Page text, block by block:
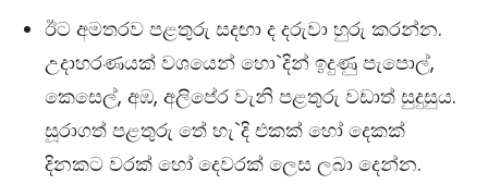
ඊට අමතරව පළතුරු සදඟා ද දරුවා හුරු කරන්න.
උදාහරණයක් වශයෙන් හො`දින් ඉදුණු පැපොල්,
කෙසෙල්, අඹ, අලිපේර වැනි පළතුරු වඩාත් සුදුසුය.
සූරාගත් පළතුරු තේ හැ`දි එකක් හෝ දෙකක්
දිනකට වරක් හෝ දෙවරක් ලෙස ලබා දෙන්න.